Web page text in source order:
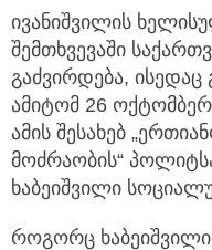
ივანიშვილის
შემთხვევაში
გაძვირდება, ისედაც
ამიტომ 26
ამის შესახებ
მოძრაობის“
ხაბეიშვილი
როგორც ხაბეიშვილი